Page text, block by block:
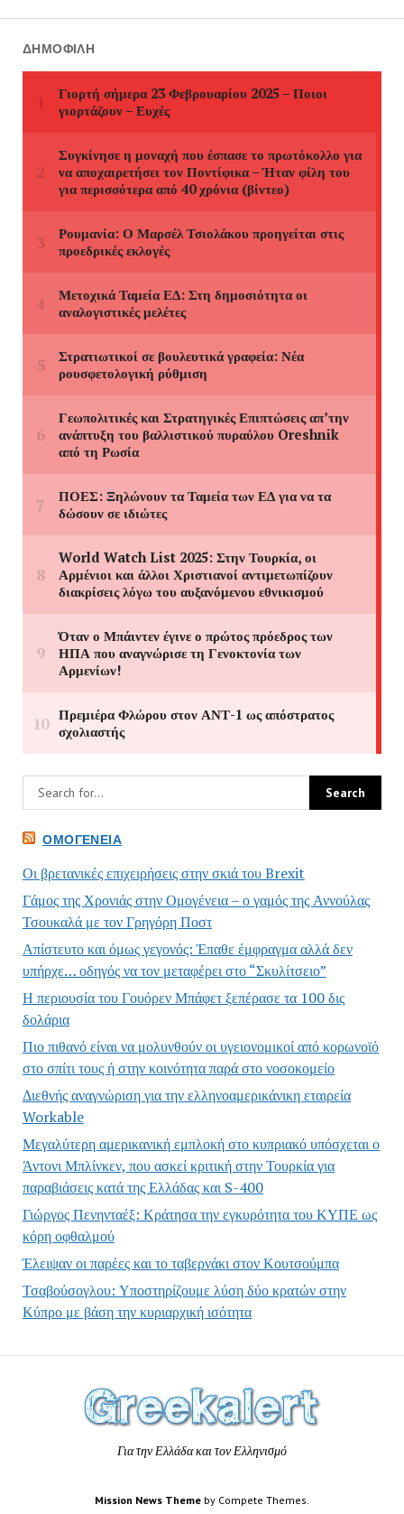
ΔΗΜΟΦΙΛΉ
ΟΜΟΓΈΝΕΙΑ
Οι βρετανικές επιχειρήσεις στην σκιά του Brexit
Γάμος της Χρονιάς στην Ομογένεια – ο γαμός της Αννούλας
Τσουκαλά με τον Γρηγόρη Ποστ
Απίστευτο και όμως γεγονός: Έπαθε έμφραγμα αλλά δεν
υπήρχε… οδηγός να τον μεταφέρει στο “Σκυλίτσειο”
Η περιουσία του Γουόρεν Μπάφετ ξεπέρασε τα 100 δις
δολάρια
Πιο πιθανό είναι να μολυνθούν οι υγειονομικοί από κορωνοϊό
στο σπίτι τους ή στην κοινότητα παρά στο νοσοκομείο
Διεθνής αναγνώριση για την ελληνοαμερικάνικη εταιρεία
Workable
Μεγαλύτερη αμερικανική εμπλοκή στο κυπριακό υπόσχεται ο
Άντονι Μπλίνκεν, που ασκεί κριτική στην Τουρκία για
παραβιάσεις κατά της Ελλάδας και S-400
Γιώργος Πενηνταέξ: Κράτησα την εγκυρότητα του ΚΥΠΕ ως
κόρη οφθαλμού
Έλειψαν οι παρέες και το ταβερνάκι στον Κουτσούμπα
Τσαβούσογλου: Υποστηρίζουμε λύση δύο κρατών στην
Κύπρο με βάση την κυριαρχική ισότητα
Για την Ελλάδα και τον Ελληνισμό
Mission News Theme by Compete Themes.